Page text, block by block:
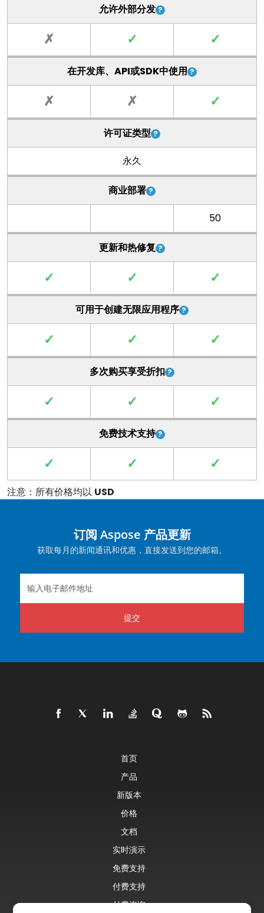
允许外部分发
✗ ✓ ✓
在开发库、API或SDK中使用
✗ ✗ ✓
许可证类型
永久
商业部署
50
更新和热修复
✓ ✓ ✓
可用于创建无限应用程序
✓ ✓ ✓
多次购买享受折扣
✓ ✓ ✓
免费技术支持
✓ ✓ ✓
注意：所有价格均以 USD
订阅 Aspose 产品更新
获取每月的新闻通讯和优惠，直接发送到您的邮箱。
提交
首页
产品
新版本
价格
文档
实时演示
免费支持
付费支持
付费咨询